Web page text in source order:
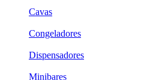
Cavas
Congeladores
Dispensadores
Minibares